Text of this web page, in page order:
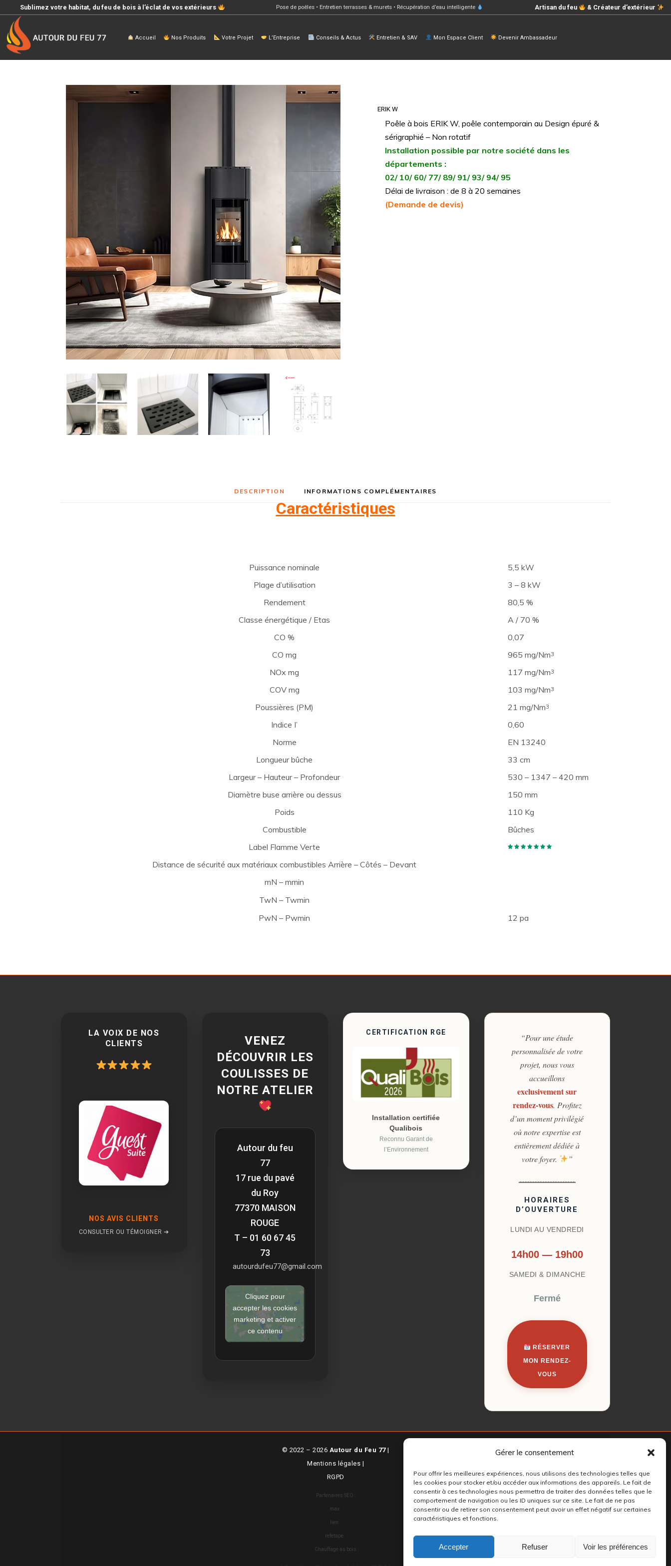
Gérer le consentement
Pour offrir les meilleures expériences, nous utilisons des technologies telles que
les cookies pour stocker et/ou accéder aux informations des appareils. Le fait de
consentir à ces technologies nous permettra de traiter des données telles que le
comportement de navigation ou les ID uniques sur ce site. Le fait de ne pas
consentir ou de retirer son consentement peut avoir un effet négatif sur certaines
caractéristiques et fonctions.
Accepter Refuser Voir les préférences
Sublimez votre habitat, du feu de bois à l’éclat de vos extérieurs Pose de poêles • Entretien terrasses & murets • Récupération d’eau intelligente Artisan du feu & Créateur d’extérieur
Accueil Nos Produits Votre Projet L’Entreprise Conseils & Actus Entretien & SAV Mon Espace Client Devenir Ambassadeur
ERIK W
Poêle à bois ERIK W, poêle contemporain au Design épuré &
sérigraphié – Non rotatif
Installation possible par notre société dans les
départements :
02/ 10/ 60/ 77/ 89/ 91/ 93/ 94/ 95
Délai de livraison : de 8 à 20 semaines
(Demande de devis)
DESCRIPTION INFORMATIONS COMPLÉMENTAIRES
Caractéristiques
Puissance nominale
5,5 kW
Plage d’utilisation
3 – 8 kW
Rendement
80,5 %
Classe énergétique / Etas
A / 70 %
CO %
0,07
CO mg
965 mg/Nm3
NOx mg 117 mg/Nm3
COV mg 103 mg/Nm3
Poussières (PM) 21 mg/Nm3
Indice I’
0,60
Norme
EN 13240
Longueur bûche
33 cm
Largeur – Hauteur – Profondeur
530 – 1347 – 420 mm
Diamètre buse arrière ou dessus
150 mm
Poids
110 Kg
Combustible
Bûches
Label Flamme Verte
Distance de sécurité aux matériaux combustibles Arrière – Côtés – Devant
mN – mmin
TwN – Twmin
PwN – Pwmin
12 pa
LA VOIX DE NOS
CLIENTS
NOS AVIS CLIENTS
CONSULTER OU TÉMOIGNER ➔
VENEZ
DÉCOUVRIR LES
COULISSES DE
NOTRE ATELIER
Autour du feu
77
17 rue du pavé
du Roy
77370 MAISON
ROUGE
T – 01 60 67 45
73
autourdufeu77@gmail.com
Cliquez pour
accepter les cookies
marketing et activer
ce contenu
CERTIFICATION RGE
Installation certifiée
Qualibois
Reconnu Garant de
l’Environnement
“Pour une étude
personnalisée de votre
projet, nous vous
accueillons
exclusivement sur
rendez-vous. Profitez
d’un moment privilégié
où notre expertise est
entièrement dédiée à
votre foyer.
”
HORAIRES
D’OUVERTURE
LUNDI AU VENDREDI
14h00 — 19h00
SAMEDI & DIMANCHE
Fermé
RÉSERVER
MON RENDEZ-
VOUS
© 2022 – 2026 Autour du Feu 77|
Mentions légales |
RGPD
Partenaires SEO :
max
lien
refetape
Chauffage au bois